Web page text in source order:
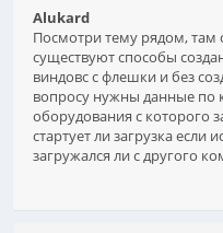
Alukard
Посмотри тему рядом, там
существуют способы
виндовс с флешки и без
вопросу нужны данные по
оборудования с которого
стартует ли загрузка
загружался ли с другого